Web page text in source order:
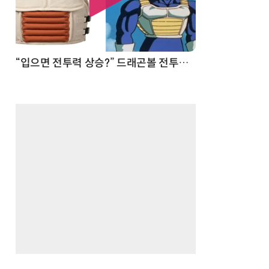
“입으면 전투력 상승?” 드래곤볼 전투복 닮은 중량조끼